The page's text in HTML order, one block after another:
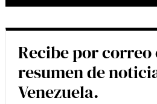
Recibe por
resumen de
Venezuela.